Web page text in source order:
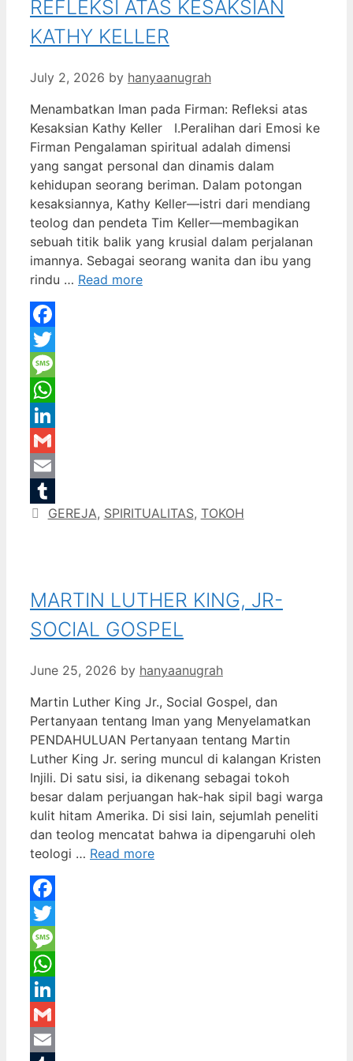
REFLEKSI ATAS KESAKSIAN
KATHY KELLER
July 2, 2026 by hanyaanugrah
Menambatkan Iman pada Firman: Refleksi atas
Kesaksian Kathy Keller I.Peralihan dari Emosi ke
Firman Pengalaman spiritual adalah dimensi
yang sangat personal dan dinamis dalam
kehidupan seorang beriman. Dalam potongan
kesaksiannya, Kathy Keller—istri dari mendiang
teolog dan pendeta Tim Keller—membagikan
sebuah titik balik yang krusial dalam perjalanan
imannya. Sebagai seorang wanita dan ibu yang
rindu … Read more
Facebook
Twitter
Message
WhatsApp
LinkedIn
Gmail
Email
Tumblr
Categories
GEREJA, SPIRITUALITAS, TOKOH
MARTIN LUTHER KING, JR-
SOCIAL GOSPEL
June 25, 2026 by hanyaanugrah
Martin Luther King Jr., Social Gospel, dan
Pertanyaan tentang Iman yang Menyelamatkan
PENDAHULUAN Pertanyaan tentang Martin
Luther King Jr. sering muncul di kalangan Kristen
Injili. Di satu sisi, ia dikenang sebagai tokoh
besar dalam perjuangan hak-hak sipil bagi warga
kulit hitam Amerika. Di sisi lain, sejumlah peneliti
dan teolog mencatat bahwa ia dipengaruhi oleh
teologi … Read more
Facebook
Twitter
Message
WhatsApp
LinkedIn
Gmail